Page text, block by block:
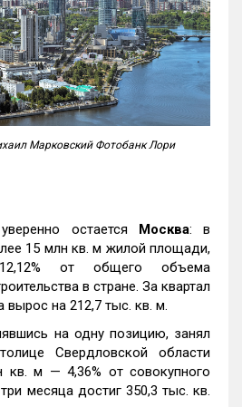
Марковский Фотобанк Лори
остается Москва: в
15 млн кв. м жилой площади,
от общего объема
в стране. За квартал
вырос на 212,7 тыс. кв. м.
на одну позицию, занял
Свердловской области
кв. м — 4,36% от совокупного
месяца достиг 350,3 тыс. кв.